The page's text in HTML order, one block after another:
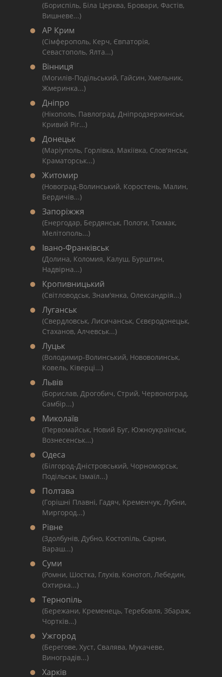
(Бориспіль, Біла Церква, Бровари, Фастів,
Вишневе...)
АР Крим
(Сімферополь, Керч, Євпаторія,
Севастополь, Ялта...)
Вінниця
(Могилів-Подільський, Гайсин, Хмельник,
Жмеринка...)
Дніпро
(Нікополь, Павлоград, Дніпродзержинськ,
Кривий Ріг...)
Донецьк
(Маріуполь, Горлівка, Макіївка, Слов'янськ,
Краматорськ...)
Житомир
(Новоград-Волинський, Коростень, Малин,
Бердичів...)
Запоріжжя
(Енергодар, Бердянськ, Пологи, Токмак,
Мелітополь...)
Івано-Франківськ
(Долина, Коломия, Калуш, Бурштин,
Надвірна...)
Кропивницький
(Світловодськ, Знам'янка, Олександрія...)
Луганськ
(Свердловськ, Лисичанськ, Сєвєродонецьк,
Стаханов, Алчевськ...)
Луцьк
(Володимир-Волинський, Нововолинськ,
Ковель, Ківерці...)
Львів
(Борислав, Дрогобич, Стрий, Червоноград,
Самбір...)
Миколаїв
(Первомайськ, Новий Буг, Южноукраїнськ,
Вознесенськ...)
Одеса
(Білгород-Дністровський, Чорноморськ,
Подільськ, Ізмаїл...)
Полтава
(Горішні Плавні, Гадяч, Кременчук, Лубни,
Миргород...)
Рівне
(Здолбунів, Дубно, Костопіль, Сарни,
Вараш...)
Суми
(Ромни, Шостка, Глухів, Конотоп, Лебедин,
Охтирка...)
Тернопіль
(Бережани, Кременець, Теребовля, Збараж,
Чортків...)
Ужгород
(Берегове, Хуст, Свалява, Мукачеве,
Виноградів...)
Харків